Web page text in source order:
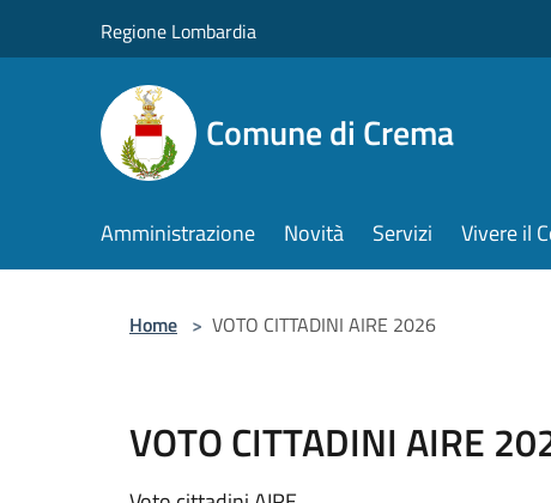
Regione Lombardia
Comune di Crema
Amministrazione Novità Servizi Vivere il
Home > VOTO CITTADINI AIRE 2026
VOTO CITTADINI AIRE